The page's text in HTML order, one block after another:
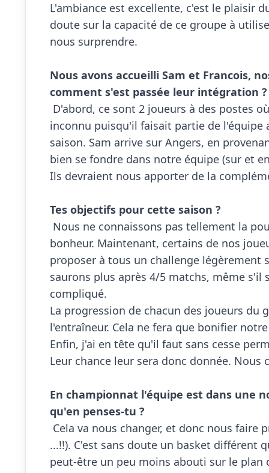
L'ambiance est excellente, c'est le plaisir
doute sur la capacité de ce groupe à
nous surprendre.
Nous avons accueilli Sam et Francois,
comment s'est passée leur intégration ?
inconnu puisqu'il faisait partie de l'équipe
saison. Sam arrive sur Angers, en
bien se fondre dans notre équipe (sur et
Ils devraient nous apporter de la
Tes objectifs pour cette saison ?
bonheur. Maintenant, certains de nos
proposer à tous un challenge légèrement
saurons plus après 4/5 matchs, même
compliqué.
La progression de chacun des joueurs
l'entraîneur. Cela ne fera que bonifier
Enfin, j'ai en tête qu'il faut sans cesse
Leur chance leur sera donc donnée. Nous
En championnat l'équipe est dans une
qu'en penses-tu ?
...!!). C'est sans doute un basket différent
peut-être un peu moins abouti sur le plan